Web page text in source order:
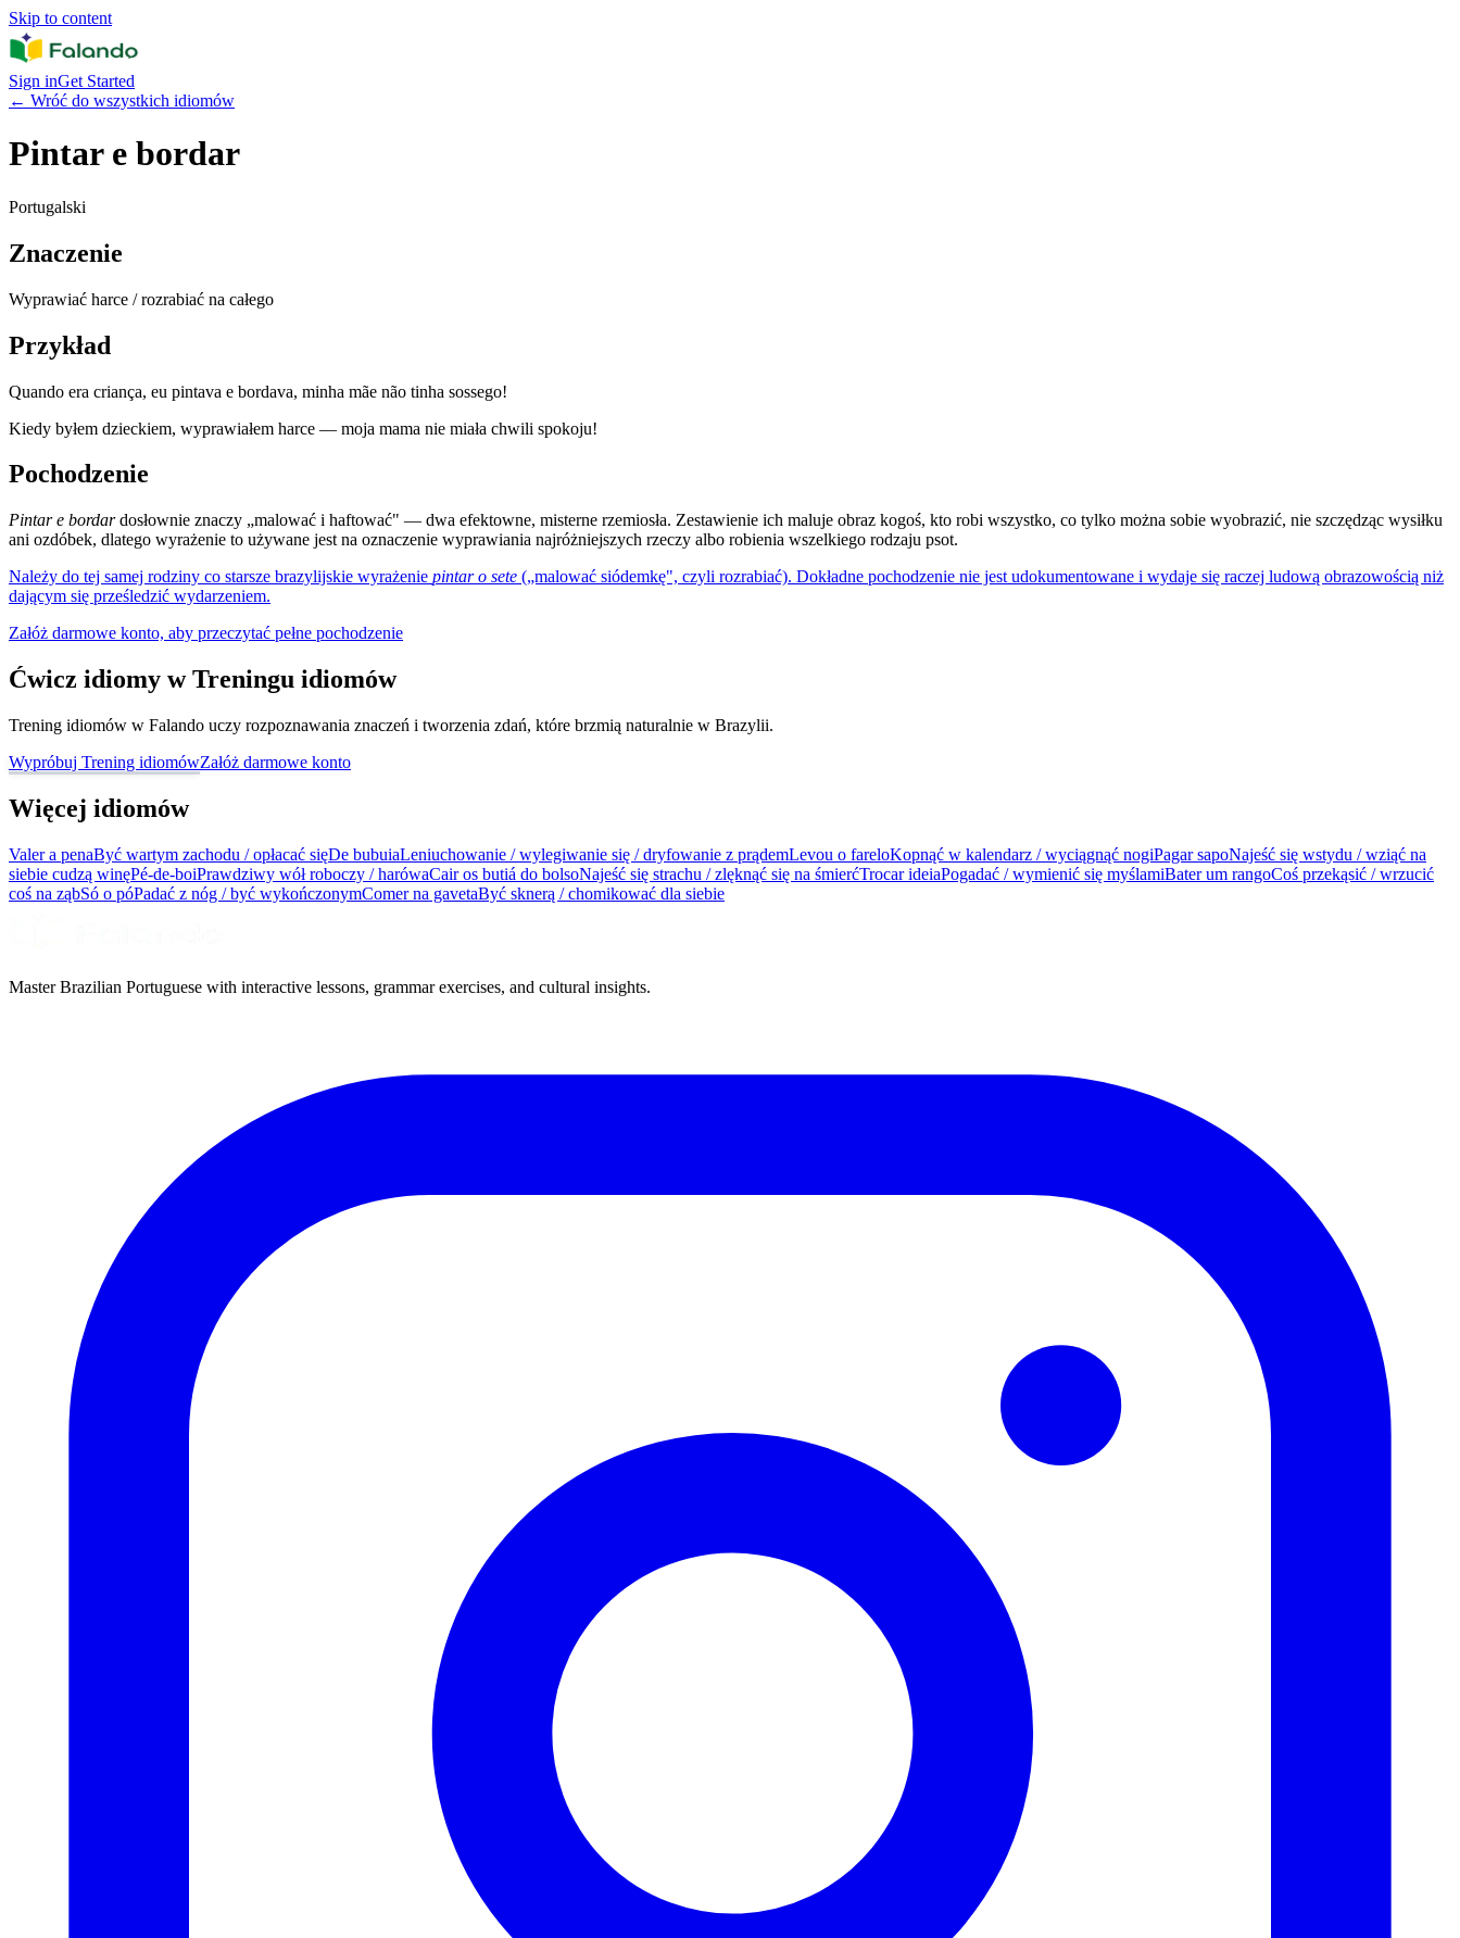
Skip to content
Sign inGet Started
← Wróć do wszystkich idiomów
Pintar e bordar
Portugalski
Znaczenie
Wyprawiać harce / rozrabiać na całego
Przykład
Quando era criança, eu pintava e bordava, minha mãe não tinha sossego!
Kiedy byłem dzieckiem, wyprawiałem harce — moja mama nie miała chwili spokoju!
Pochodzenie
Pintar e bordardosłownie znaczy „malować i haftować" — dwa efektowne, misterne rzemiosła. Zestawienie ich maluje obraz kogoś, kto robi wszystko, co tylko można sobie wyobrazić, nie szczędząc wysiłku
ani ozdóbek, dlatego wyrażenie to używane jest na oznaczenie wyprawiania najróżniejszych rzeczy albo robienia wszelkiego rodzaju psot.
Należy do tej samej rodziny co starsze brazylijskie wyrażenie pintar o sete („malować siódemkę", czyli rozrabiać). Dokładne pochodzenie nie jest udokumentowane i wydaje się raczej ludową obrazowością niż
dającym się prześledzić wydarzeniem.
Załóż darmowe konto, aby przeczytać pełne pochodzenie
Ćwicz idiomy w Treningu idiomów
Trening idiomów w Falando uczy rozpoznawania znaczeń i tworzenia zdań, które brzmią naturalnie w Brazylii.
Wypróbuj Trening idiomówZałóż darmowe konto
Więcej idiomów
Valer a penaByć wartym zachodu / opłacać sięDe bubuiaLeniuchowanie / wylegiwanie się / dryfowanie z prądemLevou o fareloKopnąć w kalendarz / wyciągnąć nogiPagar sapoNajeść się wstydu / wziąć na
siebie cudzą winęPé-de-boiPrawdziwy wół roboczy / harówaCair os butiá do bolsoNajeść się strachu / zlęknąć się na śmierćTrocar ideiaPogadać / wymienić się myślamiBater um rangoCoś przekąsić / wrzucić
coś na ząbSó o póPadać z nóg / być wykończonymComer na gavetaByć sknerą / chomikować dla siebie
Master Brazilian Portuguese with interactive lessons, grammar exercises, and cultural insights.